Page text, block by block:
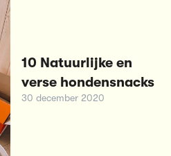
10 Natuurlijke en
verse hondensnacks
30 december 2020